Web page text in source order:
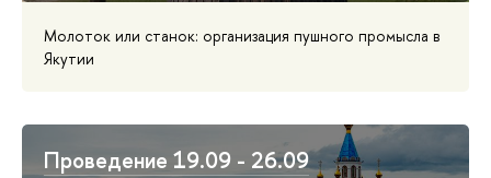
Молоток или станок: организация пушного промысла в
Якутии
Проведение 19.09 - 26.09